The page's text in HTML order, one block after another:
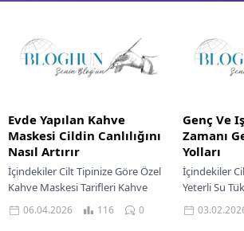
Evde Yapılan Kahve
Maskesi Cildin Canlılığını
Nasıl Artırır
İçindekiler Cilt Tipinize Göre Özel
Kahve Maskesi Tarifleri Kahve
Maskesi Uygulama Sıklığı Kahve
Maskesi Kullanırken Dikkat
06.04.2026 116 0
Genç Ve
Zamanı
Yolları
İçindekiler
Yeterli Su
Beslenme
Karşı